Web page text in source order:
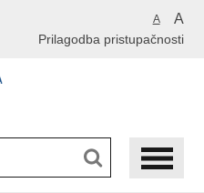
A A
Prilagodba pristupačnosti